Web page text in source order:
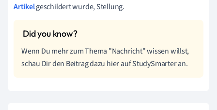
Artikelgeschildert wurde, Stellung.
Wenn Du mehr zum Thema "Nachricht" wissen willst,
schau Dir den Beitrag dazu hier auf StudySmarter an.